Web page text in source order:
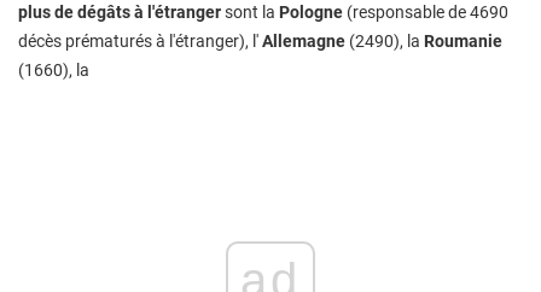
plus de dégâts à l'étrangersont la Pologne (responsable de 4690
décès prématurés à l'étranger), l'Allemagne (2490), la Roumanie
(1660), la
ad